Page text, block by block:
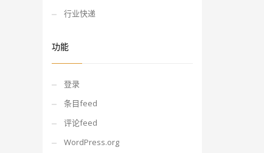
行业快递
功能
登录
条目feed
评论feed
WordPress.org